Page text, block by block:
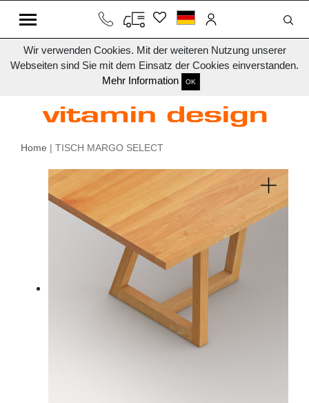
Wir verwenden Cookies. Mit der weiteren Nutzung unserer
Webseiten sind Sie mit dem Einsatz der Cookies einverstanden.
Mehr Information
OK
Home | TISCH MARGO SELECT